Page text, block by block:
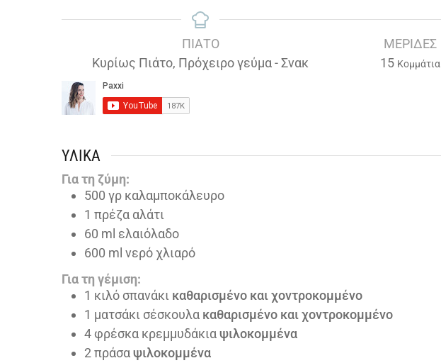
ΠΙΆΤΟ
Κυρίως Πιάτο, Πρόχειρο γεύμα - Σνακ
ΜΕΡΊΔΕΣ
15 Κομμάτια
ΥΛΙΚΆ
Για τη ζύμη:
500 γρ καλαμποκάλευρο
1 πρέζα αλάτι
60 ml ελαιόλαδο
600 ml νερό χλιαρό
Για τη γέμιση:
1 κιλό σπανάκι καθαρισμένο και χοντροκομμένο
1 ματσάκι σέσκουλα καθαρισμένο και χοντροκομμένο
4φρέσκα κρεμμυδάκιαψιλοκομμένα
2 πράσαψιλοκομμένα